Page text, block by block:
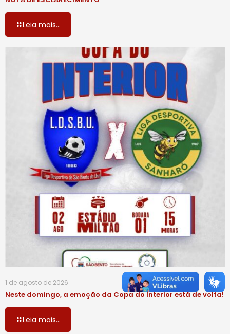
Leia mais...
1 de agosto de 2026
Neste domingo, a emoção da Copa do Interior está de volta!
Leia mais...